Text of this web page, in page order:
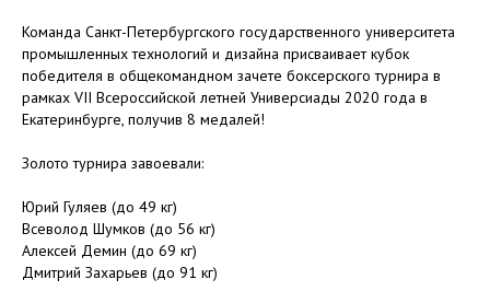
Команда Санкт-Петербургского государственного университета
промышленных технологий и дизайна присваивает кубок
победителя в общекомандном зачете боксерского турнира в
рамках VII Всероссийской летней Универсиады 2020 года в
Екатеринбурге, получив 8 медалей!
Золото турнира завоевали:
Юрий Гуляев (до 49 кг)
Всеволод Шумков (до 56 кг)
Алексей Демин (до 69 кг)
Дмитрий Захарьев (до 91 кг)